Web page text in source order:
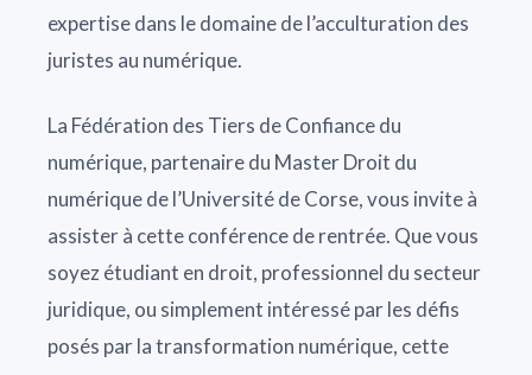
expertise dans le domaine de l’acculturation des
juristes au numérique.
La Fédération des Tiers de Confiance du
numérique, partenaire du Master Droit du
numérique de l’Université de Corse, vous invite à
assister à cette conférence de rentrée. Que vous
soyez étudiant en droit, professionnel du secteur
juridique, ou simplement intéressé par les défis
posés par la transformation numérique, cette